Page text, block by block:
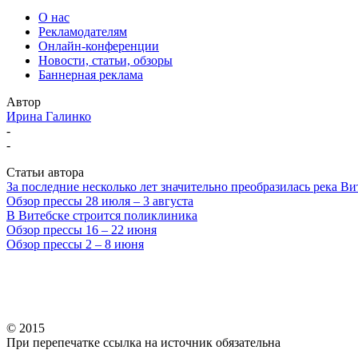
О нас
Рекламодателям
Онлайн-конференции
Новости, статьи, обзоры
Баннерная реклама
Автор
Ирина Галинко
-
-
Статьи автора
За последние несколько лет значительно преобразилась река
Обзор прессы 28 июля – 3 августа
В Витебске строится поликлиника
Обзор прессы 16 – 22 июня
Обзор прессы 2 – 8 июня
© 2015
При перепечатке ссылка на источник обязательна